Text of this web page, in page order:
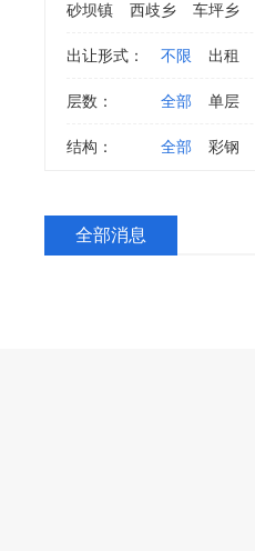
砂坝镇 西歧乡 车坪乡
出让形式： 不限 出租
层数： 全部 单层
结构： 全部 彩钢
全部消息